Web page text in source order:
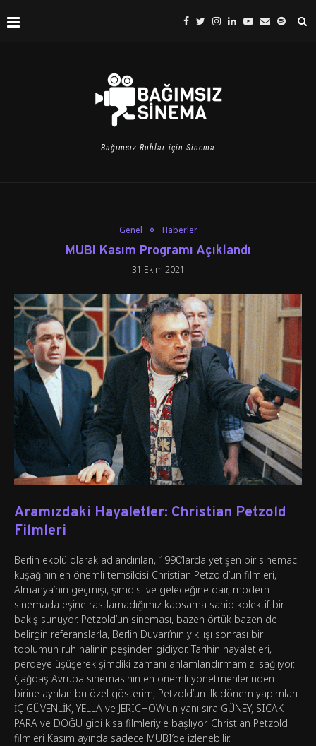
Bağımsız Ruhlar için Sinema
Genel Haberler
MUBI Kasım Programı Açıklandı
31 Ekim 2021
Aramızdaki Hayaletler: Christian Petzold
Filmleri
Berlin ekolü olarak adlandırılan, 1990’larda yetişen bir sinemacı
kuşağının en önemli temsilcisi Christian Petzold’un filmleri,
Almanya’nın geçmişi, şimdisi ve geleceğine dair, modern
sinemada eşine rastlamadığımız kapsama sahip kolektif bir
bakış sunuyor. Petzold’un sineması, bazen örtük bazen de
belirgin referanslarla, Berlin Duvarı’nın yıkılışı sonrası bir
toplumun ruh halinin peşinden gidiyor. Tarihin hayaletleri,
perdeye üşüşerek şimdiki zamanı anlamlandırmamızı sağlıyor.
Çağdaş Avrupa sinemasının en önemli yönetmenlerinden
birine ayrılan bu özel gösterim, Petzold’un ilk dönem yapımları
İÇ GÜVENLİK, YELLA ve JERICHOW’un yanı sıra GÜNEY, SICAK
PARA ve DOĞU gibi kısa filmleriyle başlıyor. Christian Petzold
filmleri Kasım ayında sadece MUBI’de izlenebilir.